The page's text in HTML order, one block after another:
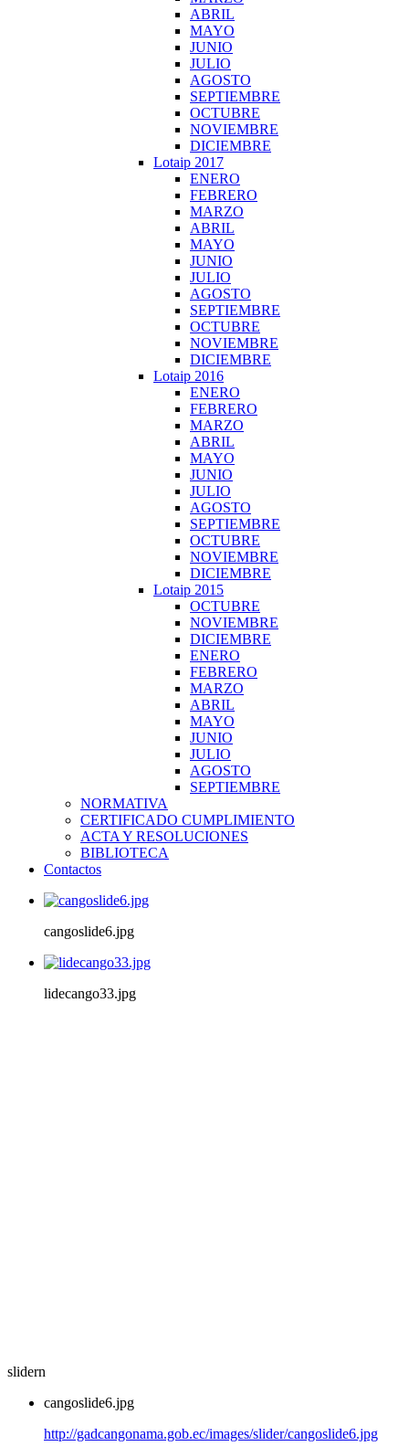
ABRIL
MAYO
JUNIO
JULIO
AGOSTO
SEPTIEMBRE
OCTUBRE
NOVIEMBRE
DICIEMBRE
Lotaip 2017
ENERO
FEBRERO
MARZO
ABRIL
MAYO
JUNIO
JULIO
AGOSTO
SEPTIEMBRE
OCTUBRE
NOVIEMBRE
DICIEMBRE
Lotaip 2016
ENERO
FEBRERO
MARZO
ABRIL
MAYO
JUNIO
JULIO
AGOSTO
SEPTIEMBRE
OCTUBRE
NOVIEMBRE
DICIEMBRE
Lotaip 2015
OCTUBRE
NOVIEMBRE
DICIEMBRE
ENERO
FEBRERO
MARZO
ABRIL
MAYO
JUNIO
JULIO
AGOSTO
SEPTIEMBRE
NORMATIVA
CERTIFICADO CUMPLIMIENTO
ACTA Y RESOLUCIONES
BIBLIOTECA
Contactos
cangoslide6.jpg
lidecango33.jpg
slidern
cangoslide6.jpg
http://gadcangonama.gob.ec/images/slider/cangoslide6.jpg